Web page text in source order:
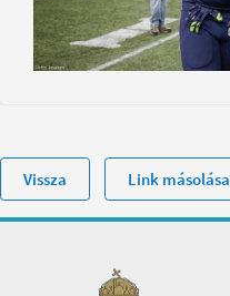
Vissza Link másolása